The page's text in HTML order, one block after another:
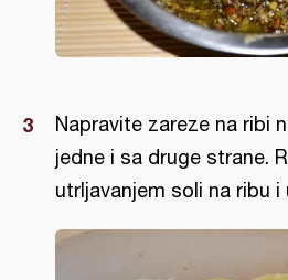
Napravite zareze na ribi
jedne i sa druge strane.
utrljavanjem soli na ribu i